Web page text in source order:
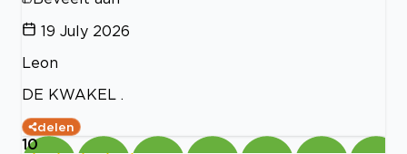
19 July 2026
Leon
DE KWAKEL .
delen
10